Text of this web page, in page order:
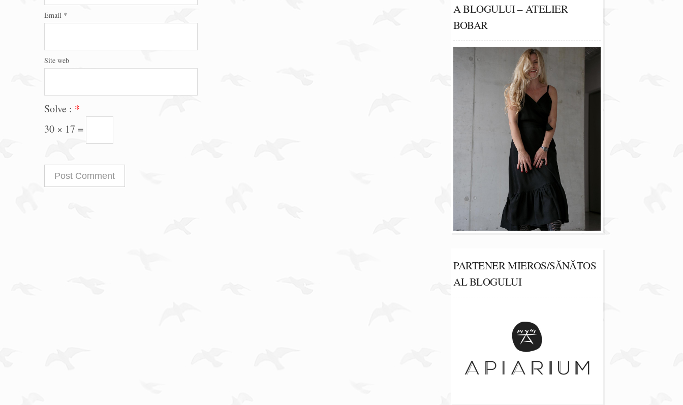
Email *
Site web
Solve : *
30 × 17 =
A BLOGULUI – ATELIER
BOBAR
PARTENER MIEROS/SĂNĂTOS
AL BLOGULUI